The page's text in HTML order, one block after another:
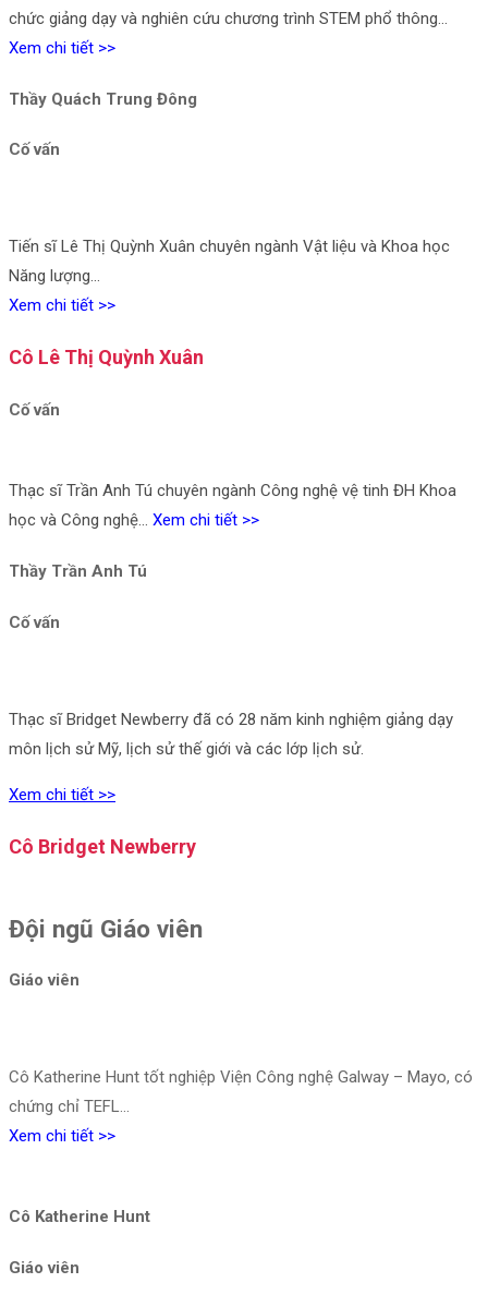
chức giảng dạy và nghiên cứu chương trình STEM phổ thông…
Xem chi tiết >>
Thầy Quách Trung Đông
Cố vấn
Tiến sĩ Lê Thị Quỳnh Xuân chuyên ngành Vật liệu và Khoa học
Năng lượng…
Xem chi tiết >>
Cô Lê Thị Quỳnh Xuân
Cố vấn
Thạc sĩ Trần Anh Tú chuyên ngành Công nghệ vệ tinh ĐH Khoa
học và Công nghệ… Xem chi tiết >>
Thầy Trần Anh Tú
Cố vấn
Thạc sĩ Bridget Newberry đã có 28 năm kinh nghiệm giảng dạy
môn lịch sử Mỹ, lịch sử thế giới và các lớp lịch sử.
Xem chi tiết >>
Cô Bridget Newberry
Đội ngũ Giáo viên
Giáo viên
Cô Katherine Hunt tốt nghiệp Viện Công nghệ Galway – Mayo, có
chứng chỉ TEFL…
Xem chi tiết >>
Cô Katherine Hunt
Giáo viên